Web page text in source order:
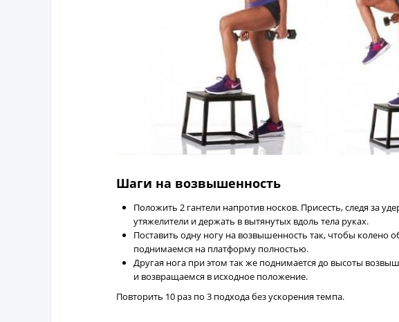
Шаги на возвышенность
Положить 2 гантели напротив носков. Присесть, следя за
утяжелители и держать в вытянутых вдоль тела руках.
Поставить одну ногу на возвышенность так, чтобы колено
поднимаемся на платформу полностью.
Другая нога при этом так же поднимается до высоты
и возвращаемся в исходное положение.
Повторить 10 раз по 3 подхода без ускорения темпа.